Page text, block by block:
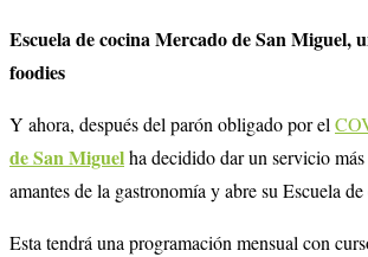
Escuela de cocina Mercado de San Miguel,
foodies
Y ahora, después del parón obligado por el
de San Miguelha decidido dar un servicio más
amantes de la gastronomía y abre su Escuela
Esta tendrá una programación mensual con